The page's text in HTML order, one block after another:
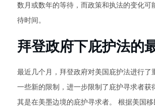
数月或数年的等待，而政策和执法的变化可
待时间。
拜登政府下庇护法的
最近几个月，拜登政府对美国庇护法进行了
一些新的限制，进一步限制了庇护寻求者获
其是在美墨边境的庇护寻求者。 根据美国